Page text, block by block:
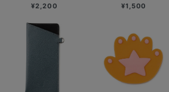
¥2,200 ¥1,500